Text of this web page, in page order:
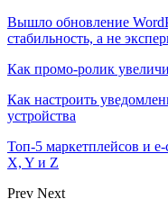
Вышло обновление
стабильность, а не
Как промо-ролик
Как настроить
устройства
Топ-5 маркетплейсов и
X, Y и Z
Prev Next